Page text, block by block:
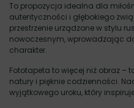
To propozycja idealna dla
autentyczności i głębokiego
przestrzenie urządzone w stylu
nowoczesnym, wprowadzając
charakter.
Fototapeta to więcej niż obraz –
natury i pięknie codzienności.
wyjątkowego uroku, który